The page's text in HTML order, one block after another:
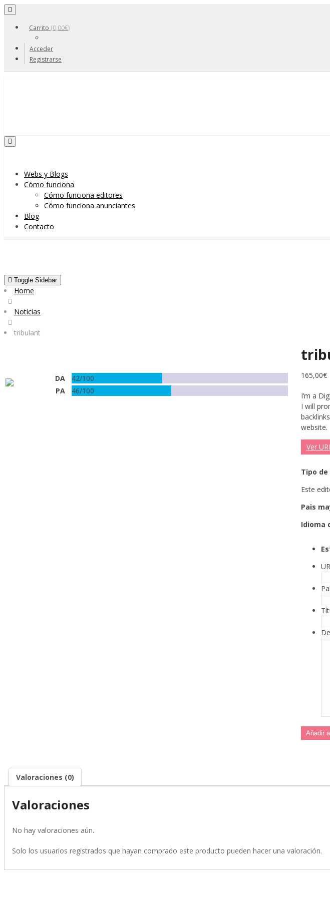
Toggle navigation
Carrito (0,00€)
Acceder
Registrarse
Menu
Skip to content
Toggle navigation
Webs y Blogs
Cómo funciona
Cómo funciona editores
Cómo funciona anunciantes
Blog
Contacto
Toggle Sidebar
Home
Noticias
tribulant
165,00€
I’m a
I will
website.
Ver
Tipo
Este
Pais
Idioma
Añadir
DA
42/100
PA
46/100
Valoraciones (0)
Valoraciones
No hay valoraciones aún.
Solo los usuarios registrados que hayan comprado este producto pueden hacer una valoración.